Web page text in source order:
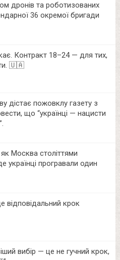
дронів та роботизованих
36 окремої бригади
Контракт 18–24 — для тих,
🇺🇦
дістає пожовклу газету з
що “українці — нацисти
Москва століттями
українці програвали один
відповідальний крок
вибір — це не гучний крок,